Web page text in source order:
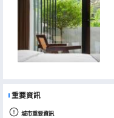
重要資訊
城市重要資訊